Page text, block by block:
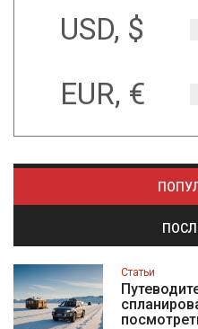
USD, $
EUR, €
Статьи